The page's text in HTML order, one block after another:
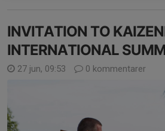
INVITATION TO
INTERNATIONAL
27 jun, 09:53 0 kommentarer